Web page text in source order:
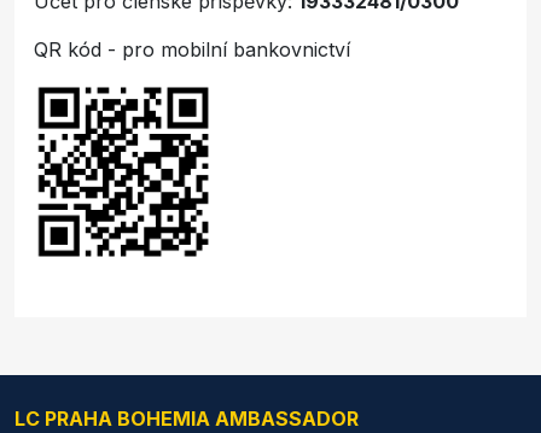
QR kód - pro mobilní bankovnictví
LC PRAHA BOHEMIA AMBASSADOR